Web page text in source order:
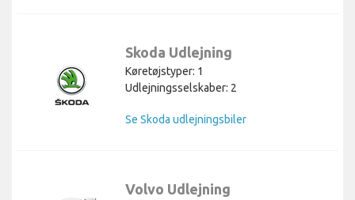
Skoda Udlejning
Køretøjstyper: 1
Udlejningsselskaber: 2
Se Skoda udlejningsbiler
Volvo Udlejning